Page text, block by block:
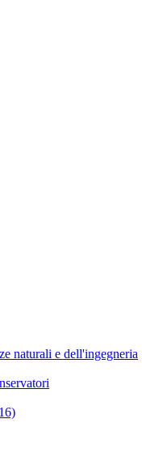
naturali e dell'ingegneria